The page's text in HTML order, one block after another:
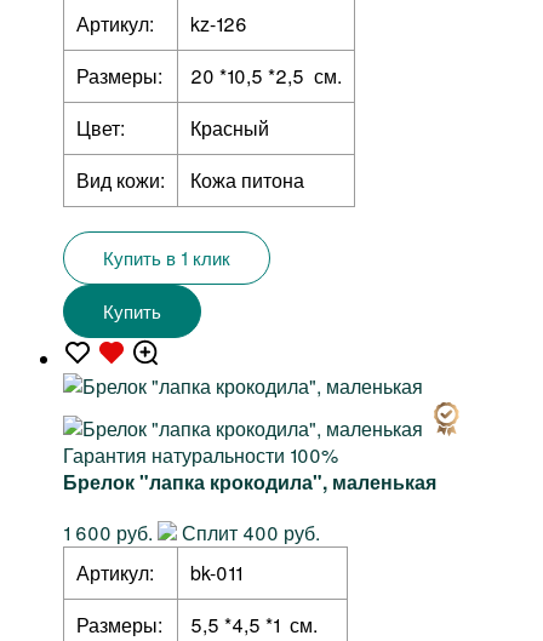
Артикул:
kz-126
Размеры:
20 *10,5 *2,5 см.
Цвет:
Красный
Вид кожи:
Кожа питона
Купить в 1 клик
Купить
Гарантия натуральности 100%
Брелок "лапка крокодила", маленькая
1 600 руб.
Сплит 400 руб.
Артикул:
bk-011
Размеры:
5,5 *4,5 *1 см.